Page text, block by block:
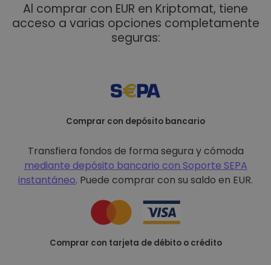
Al comprar con EUR en Kriptomat, tiene
acceso a varias opciones completamente
seguras:
Comprar con depósito bancario
Transfiera fondos de forma segura y cómoda
mediante depósito bancario con Soporte SEPA
instantáneo. Puede comprar con su saldo en EUR.
Comprar con tarjeta de débito o crédito